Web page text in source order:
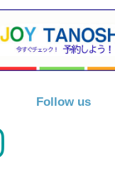
Follow us